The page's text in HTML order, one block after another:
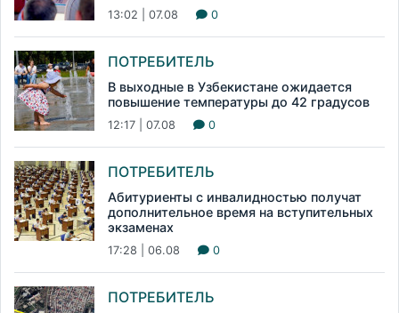
13:02 | 07.08 0
ПОТРЕБИТЕЛЬ
В выходные в Узбекистане ожидается
повышение температуры до 42 градусов
12:17 | 07.08 0
ПОТРЕБИТЕЛЬ
Абитуриенты с инвалидностью получат
дополнительное время на вступительных
экзаменах
17:28 | 06.08 0
ПОТРЕБИТЕЛЬ